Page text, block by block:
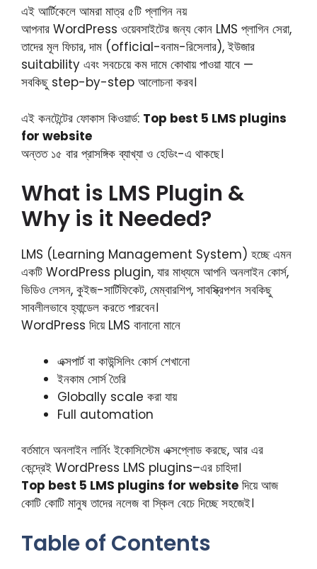
এই আর্টিকেলে আমরা মাত্র ৫টি প্লাগিন নয়
আপনার WordPress ওয়েবসাইটের জন্য কোন LMS প্লাগিন সেরা,
তাদের মূল ফিচার, দাম (official-বনাম-রিসেলার), ইউজার
suitability এবং সবচেয়ে কম দামে কোথায় পাওয়া যাবে —
সবকিছু step-by-step আলোচনা করব।
এই কনটেন্টের ফোকাস কিওয়ার্ড: Top best 5 LMS plugins
for website
অন্তত ১৫ বার প্রাসঙ্গিক ব্যাখ্যা ও হেডিং-এ থাকছে।
What is LMS Plugin &
Why is it Needed?
LMS (Learning Management System) হচ্ছে এমন
একটি WordPress plugin, যার মাধ্যমে আপনি অনলাইন কোর্স,
ভিডিও লেসন, কুইজ-সার্টিফিকেট, মেম্বারশিপ, সাবস্ক্রিপশন সবকিছু
সাবলীলভাবে হ্যান্ডেল করতে পারবেন।
WordPress দিয়ে LMS বানানো মানে
এক্সপার্ট বা কাউন্সিলিং কোর্স শেখানো
ইনকাম সোর্স তৈরি
Globally scale করা যায়
Full automation
বর্তমানে অনলাইন লার্নিং ইকোসিস্টেম এক্সপ্লোড করছে, আর এর
কেন্দ্রেই WordPress LMS plugins–এর চাহিদা।
Top best 5 LMS plugins for website দিয়ে আজ
কোটি কোটি মানুষ তাদের নলেজ বা স্কিল বেচে দিচ্ছে সহজেই।
Table of Contents